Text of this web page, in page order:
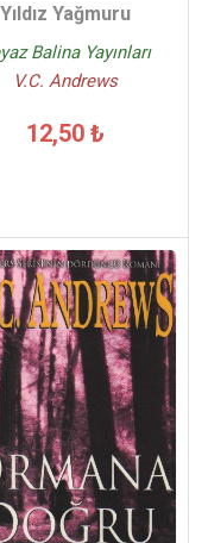
Yıldız Yağmuru
Balina Yayınları
V.C. Andrews
12,50 ₺